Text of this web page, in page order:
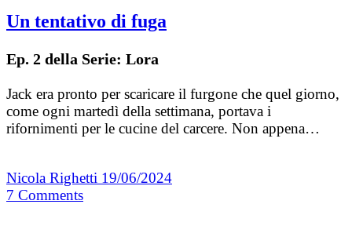
Un tentativo di fuga
Ep. 2 della Serie: Lora
Jack era pronto per scaricare il furgone che quel giorno,
come ogni martedì della settimana, portava i
rifornimenti per le cucine del carcere. Non appena…
Nicola Righetti 19/06/2024
7 Comments